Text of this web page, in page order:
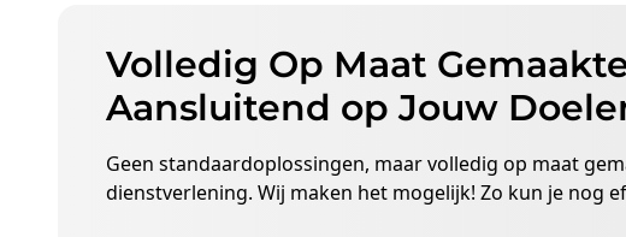
Volledig Op Maat
Aansluitend op Jouw
Geen standaardoplossingen, maar volledig op maat
dienstverlening. Wij maken het mogelijk! Zo kun je nog